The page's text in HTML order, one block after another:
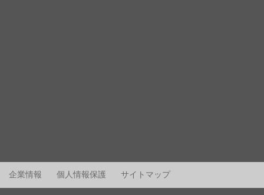
企業情報 個人情報保護 サイトマップ